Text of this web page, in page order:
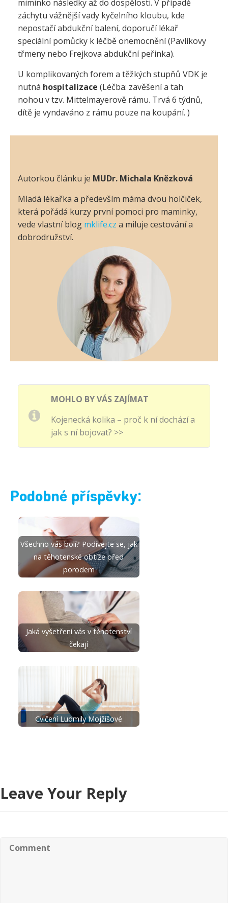
miminko následky až do dospělosti. V případě
záchytu vážnější vady kyčelního kloubu, kde
nepostačí abdukční balení, doporučí lékař
speciální pomůcky k léčbě onemocnění (Pavlíkovy
třmeny nebo Frejkova abdukční peřinka).
U komplikovaných forem a těžkých stupňů VDK je
nutná hospitalizace (Léčba: zavěšení a tah
nohou v tzv. Mittelmayerově rámu. Trvá 6 týdnů,
dítě je vyndaváno z rámu pouze na koupání. )
Autorkou článku je MUDr. Michala Knězková
Mladá lékařka a především máma dvou holčiček,
která pořádá kurzy první pomoci pro maminky,
vede vlastní blog mklife.cz a miluje cestování a
dobrodružství.
MOHLO BY VÁS ZAJÍMAT
Kojenecká kolika – proč k ní dochází a
jak s ní bojovat? >>
Podobné příspěvky:
Všechno vás bolí? Podívejte se, jak
na těhotenské obtíže před
porodem
Jaká vyšetření vás v těhotenství
čekají
Cvičení Ludmily Mojžíšové
Leave Your Reply